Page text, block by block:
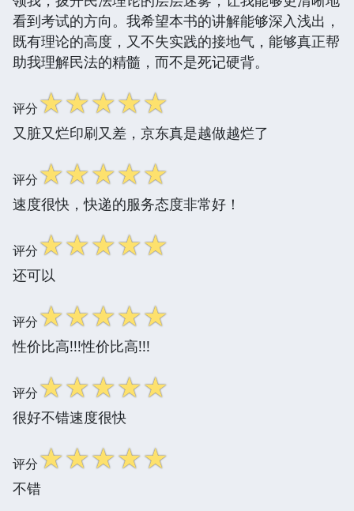
看到考试的方向。我希望本书的讲解能够深入浅出，
既有理论的高度，又不失实践的接地气，能够真正帮
助我理解民法的精髓，而不是死记硬背。
评分☆☆☆☆☆
又脏又烂印刷又差，京东真是越做越烂了
评分☆☆☆☆☆
速度很快，快递的服务态度非常好！
评分☆☆☆☆☆
还可以
评分☆☆☆☆☆
性价比高!!!性价比高!!!
评分☆☆☆☆☆
很好不错速度很快
评分☆☆☆☆☆
不错